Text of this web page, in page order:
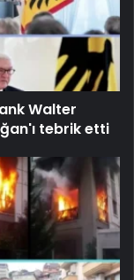
Walter
tebrik etti